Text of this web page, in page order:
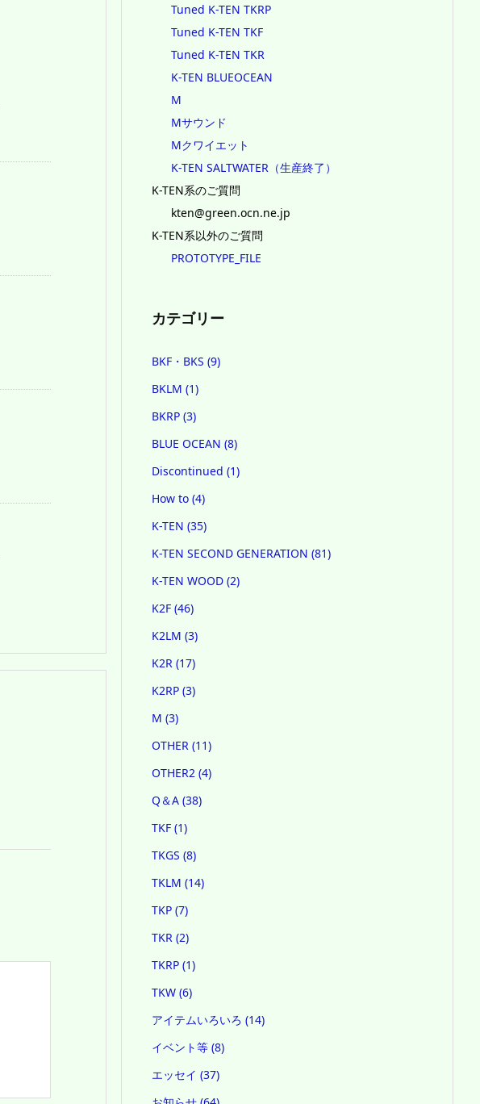
Tuned K-TEN TKRP
Tuned K-TEN TKF
Tuned K-TEN TKR
K-TEN BLUEOCEAN
M
Mサウンド
Mクワイエット
K-TEN SALTWATER（生産終了）
K-TEN系のご質問
kten@green.ocn.ne.jp
K-TEN系以外のご質問
PROTOTYPE_FILE
カテゴリー
BKF・BKS (9)
BKLM (1)
BKRP (3)
BLUE OCEAN (8)
Discontinued (1)
How to (4)
K-TEN (35)
K-TEN SECOND GENERATION (81)
K-TEN WOOD (2)
K2F (46)
K2LM (3)
K2R (17)
K2RP (3)
M (3)
OTHER (11)
OTHER2 (4)
Q＆A (38)
TKF (1)
TKGS (8)
TKLM (14)
TKP (7)
TKR (2)
TKRP (1)
TKW (6)
アイテムいろいろ (14)
イベント等 (8)
エッセイ (37)